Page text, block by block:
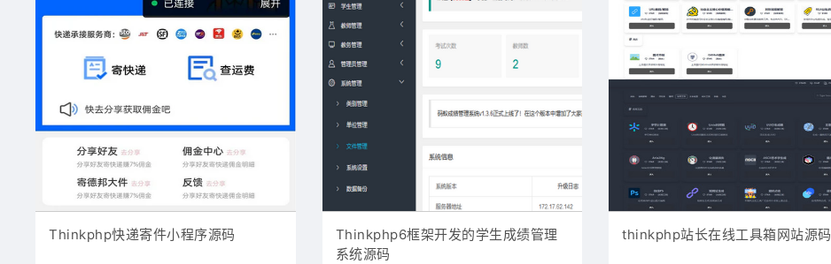
Thinkphp快递寄件小程序源码
Thinkphp6框架开发的学生成绩管理
系统源码
thinkphp站长在线工具箱网站源码